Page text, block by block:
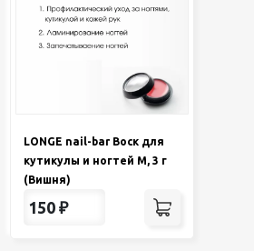
LONGE nail-bar Воск для
кутикулы и ногтей М, 3 г
(Вишня)
150 ₽